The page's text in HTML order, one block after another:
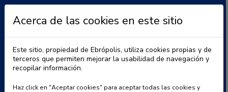
BLOG | CONTACTO
Acerca de las cookies en este sitio
Este sitio, propiedad de Ebrópolis, utiliza cookies propias y de
terceros que permiten mejorar la usabilidad de navegación y
recopilar información.
Haz click en "Aceptar cookies" para aceptar todas las cookies y